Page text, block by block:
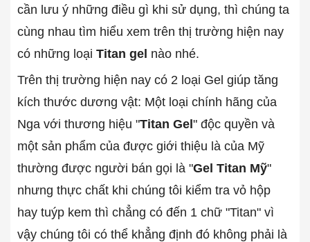
cần lưu ý những điều gì khi sử dụng, thì chúng ta
cùng nhau tìm hiểu xem trên thị trường hiện nay
có những loại Titan gel nào nhé.
Trên thị trường hiện nay có 2 loại Gel giúp tăng
kích thước dương vật: Một loại chính hãng của
Nga với thương hiệu "Titan Gel " độc quyền và
một sản phẩm của được giới thiệu là của Mỹ
thường được người bán gọi là "Gel Titan Mỹ"
nhưng thực chất khi chúng tôi kiểm tra vỏ hộp
hay tuýp kem thì chẳng có đến 1 chữ "Titan" vì
vậy chúng tôi có thể khẳng định đó không phải là